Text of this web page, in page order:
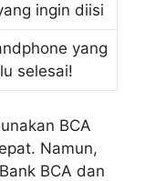
ingin diisi
yang
selesai!
BCA
Namun,
BCA dan